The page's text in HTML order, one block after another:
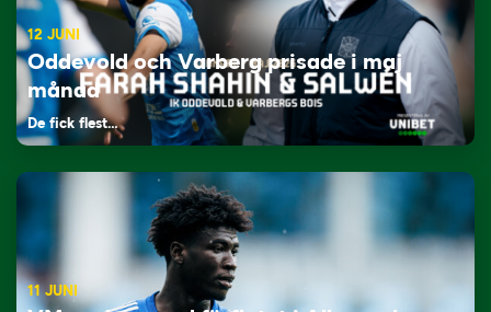
12 JUNI
Oddevold och Varberg prisade i maj
månad
De fick flest…
11 JUNI